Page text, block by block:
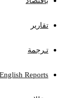
تقارير
تـرجمة
English Reports